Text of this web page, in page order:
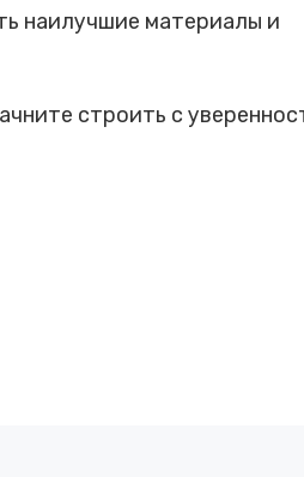
наилучшие материалы и
строить с